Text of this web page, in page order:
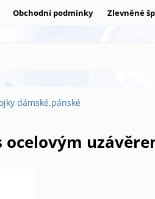
Obchodní podmínky Zlevněné
dámské,pánské
ocelovým